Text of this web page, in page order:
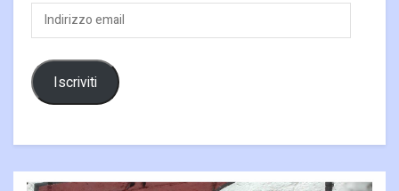
Indirizzo
email
Iscriviti